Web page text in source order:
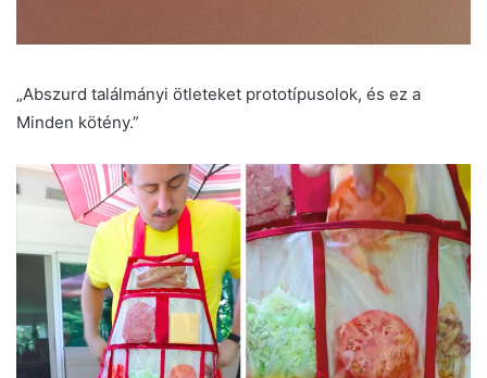
„Abszurd találmányi ötleteket prototípusolok, és ez a
Minden kötény.”